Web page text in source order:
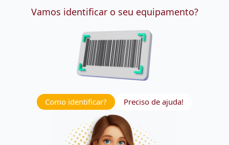
Vamos identificar o seu equipamento?
Como identificar? Preciso de ajuda!